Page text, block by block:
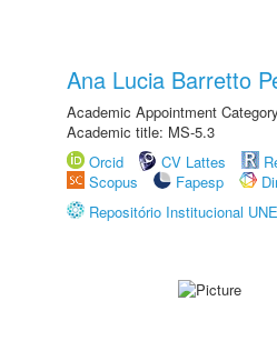
Ana Lucia Barretto
Academic Appointment
Academic title: MS-5.3
Orcid
CV Lattes
Scopus
Fapesp
Repositório Institucional